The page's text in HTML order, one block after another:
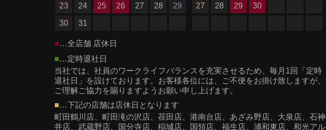
23
24 25 26 27 28
29
30
31
27
28 29 30
■…全店舗 店休日
■…定時退社日
当社では、社員のワークライフバランスを充実させるため、毎月1回「定時
退社日」を設けております。お客様各位には、ご不便をお掛け致しますが、
ご理解ご協力を賜りますようお願い申し上げます。
■…下記の店舗は店休日となります
町田鶴川店、町田滝の沢店、荏田店、港南台店、あざみ野店、大泉店、石神
井店、武蔵野店、国分寺店、稲城店、国領店、福生店、浦和東店、 和光アル